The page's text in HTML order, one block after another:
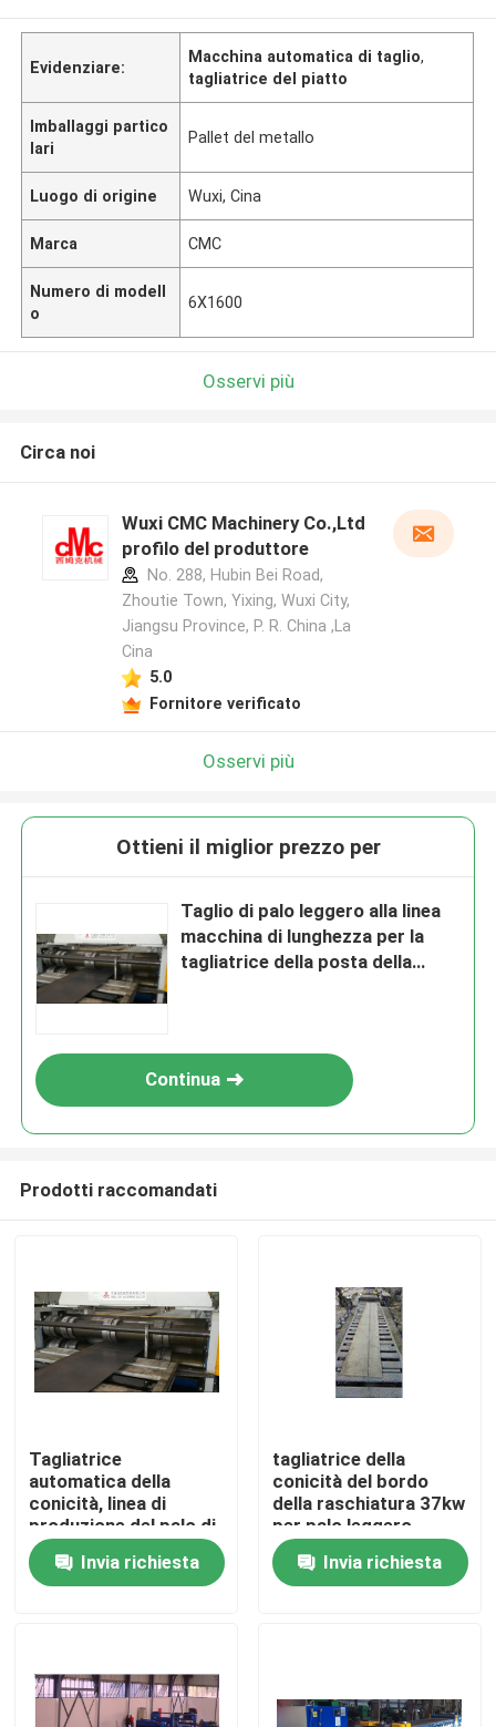
Casa.
Chi Siamo
Evidenziare:
Macchina automatica di taglio,
tagliatrice del piatto
Imballaggi partico
lari
Pallet del metallo
Luogo di origine Wuxi, Cina
Marca CMC
Numero di modell
o
6X1600
Osservi più
Circa noi
Wuxi CMC Machinery Co.,Ltd
profilo del produttore
No. 288, Hubin Bei Road,
Zhoutie Town, Yixing, Wuxi City,
Jiangsu Province, P. R. China ,La
Cina
5.0
Fornitore verificato
Osservi più
Ottieni il miglior prezzo per
Taglio di palo leggero alla linea
macchina di lunghezza per la
tagliatrice della posta della
Continua
Prodotti raccomandati
Tagliatrice
automatica della
conicità, linea di
produzione del palo di
iluminazione pubblica
di 12000mmInvia richiesta
tagliatrice della
conicità del bordo
della raschiatura 37kw
per palo leggero
Invia richiesta